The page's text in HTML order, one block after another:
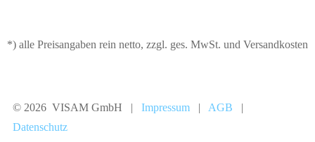
*) alle Preisangaben rein netto, zzgl. ges. MwSt. und Versandkosten
© 2026 VISAM GmbH | Impressum | AGB |
Datenschutz